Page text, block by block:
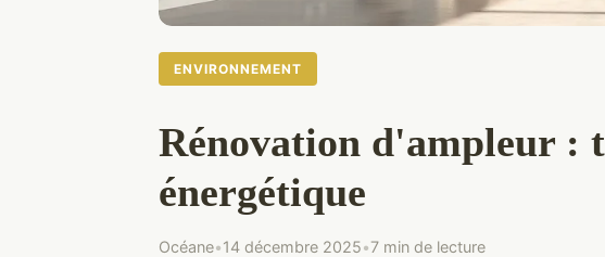
ENVIRONNEMENT
Rénovation d'ampleur :
énergétique
Océane•14 décembre 2025•7 min de lecture